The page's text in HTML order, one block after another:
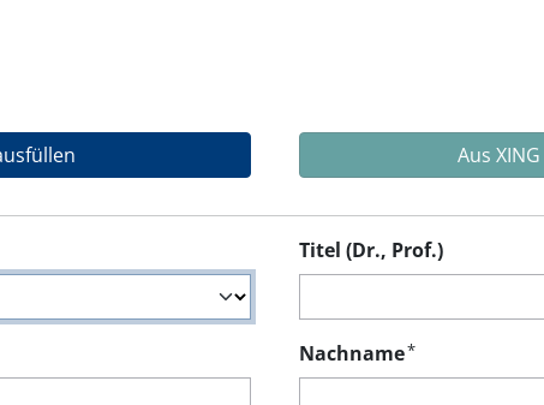
Aus
Titel (Dr., Prof.)
Nachname*